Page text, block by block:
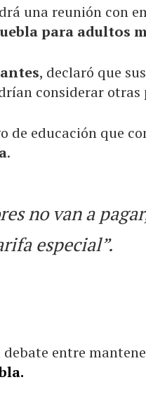
una reunión con
para adultos
, declaró que
considerar otras
de educación que
.
no van a
especial”.
entre